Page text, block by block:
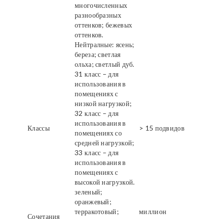
многочисленных
разнообразных
оттенков; бежевых
оттенков.
Нейтралные: ясень;
береза; светлая
ольха; светлый дуб.
Классы
31 класс – для
использования в
помещениях с
низкой нагрузкой;
32 класс – для
использования в
помещениях со
средней нагрузкой;
33 класс – для
использования в
помещениях с
высокой нагрузкой.
> 15 подвидов
Сочетания
зеленый;
оранжевый;
терракотовый;
миллион